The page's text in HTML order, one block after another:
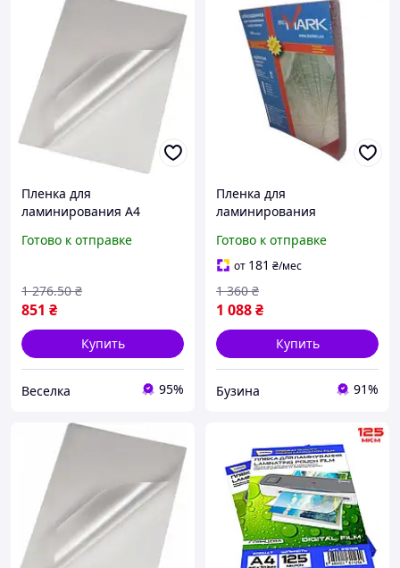
Пленка для
ламинирования А4
глянцевая 125 мкн 100 шт
FLAME
Готово к отправке
851 ₴
1 276.50 ₴
Купить
Веселка 95%
Пленка для
ламинирования
125мкн 100 шт. 50654
buzyna
Готово к отправке
от 181 ₴/мес
1 088₴
1 360 ₴
Купить
Бузина 91%